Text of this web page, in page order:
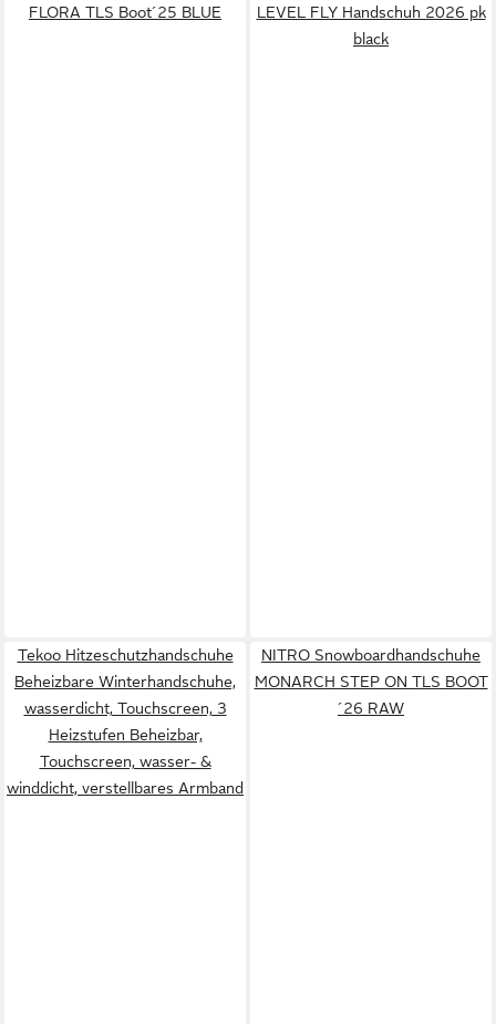
FLORA TLS Boot´25 BLUE
LEVEL FLY Handschuh 2026 pk
black
Tekoo Hitzeschutzhandschuhe
Beheizbare Winterhandschuhe,
wasserdicht, Touchscreen, 3
Heizstufen Beheizbar,
Touchscreen, wasser- &
winddicht, verstellbares Armband
NITRO Snowboardhandschuhe
MONARCH STEP ON TLS BOOT
´26 RAW